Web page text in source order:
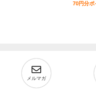
70円分ポ
メルマガ